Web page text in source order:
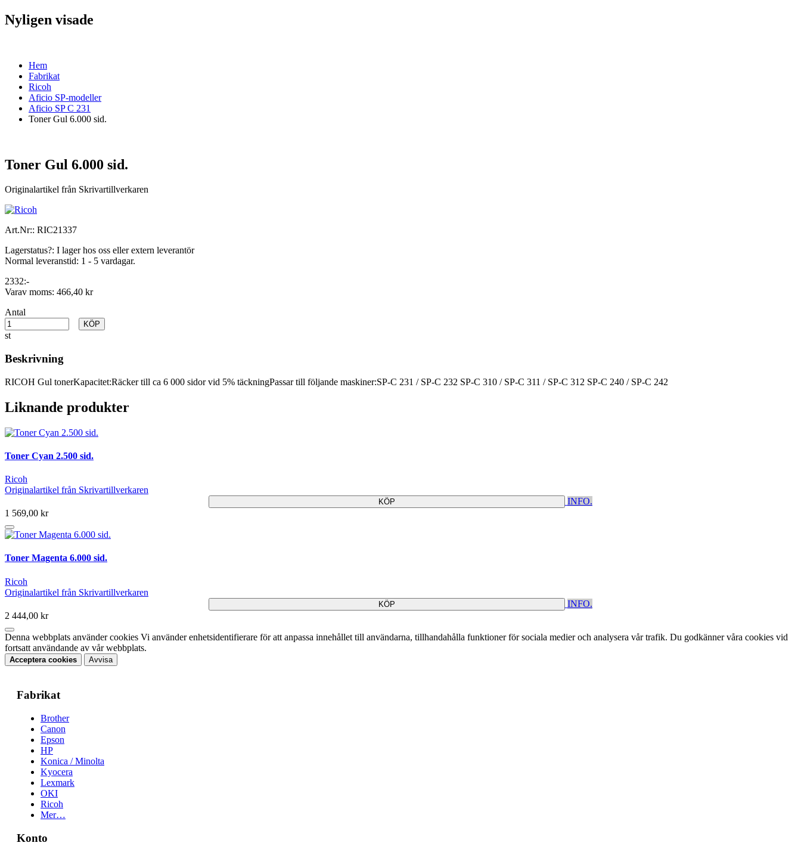
Nyligen visade
Hem
Fabrikat
Ricoh
Aficio SP-modeller
Aficio SP C 231
Toner Gul 6.000 sid.
Toner Gul 6.000 sid.
Originalartikel från Skrivartillverkaren
Art.Nr:: RIC21337
Lagerstatus?: I lager hos oss eller extern leverantör
Normal leveranstid: 1 - 5 vardagar.
2332:-
Varav moms: 466,40 kr
Antal
st
KÖP
Beskrivning
RICOH Gul tonerKapacitet:Räcker till ca 6 000 sidor vid 5% täckningPassar till följande maskiner:SP-C 231 / SP-C 232 SP-C 310 / SP-C 311 / SP-C 312 SP-C 240 / SP-C 242
Liknande produkter
Toner Cyan 2.500 sid.
Ricoh
Originalartikel från Skrivartillverkaren
KÖP
INFO.
1 569,00 kr
Toner Magenta 6.000 sid.
Ricoh
Originalartikel från Skrivartillverkaren
KÖP
INFO.
2 444,00 kr
Denna webbplats använder cookies Vi använder enhetsidentifierare för att anpassa innehållet till användarna, tillhandahålla funktioner för sociala medier och analysera vår trafik. Du godkänner våra cookies vid
fortsatt användande av vår webbplats.
Acceptera cookies Avvisa
Fabrikat
Brother
Canon
Epson
HP
Konica / Minolta
Kyocera
Lexmark
OKI
Ricoh
Mer…
Konto